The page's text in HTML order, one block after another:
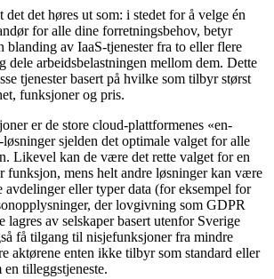
det høres ut som: i stedet for å velge én
for alle dine forretningsbehov, betyr
blanding av IaaS-tjenester fra to eller flere
dele arbeidsbelastningen mellom dem. Dette
tjenester basert på hvilke som tilbyr størst
funksjoner og pris.
er de store cloud-plattformenes «en-
løsninger sjelden det optimale valget for alle
Likevel kan de være det rette valget for en
funksjon, mens helt andre løsninger kan være
avdelinger eller typer data (for eksempel for
der lovgivning som GDPR
lagres av selskaper basert utenfor Sverige
få tilgang til nisjefunksjoner fra mindre
aktørene enten ikke tilbyr som standard eller
tilleggstjeneste.